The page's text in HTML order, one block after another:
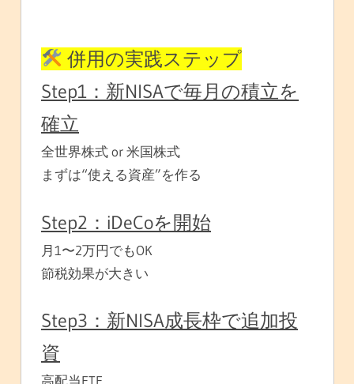
併用の実践ステップ
Step1：新NISAで毎月の積立を
確立
全世界株式 or 米国株式
まずは“使える資産”を作る
Step2：iDeCoを開始
月1〜2万円でもOK
節税効果が大きい
Step3：新NISA成長枠で追加投
資
高配当ETF